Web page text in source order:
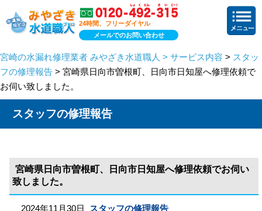
24時間、フリーダイヤル
メールでのお問い合わせ
宮崎の水漏れ修理業者 みやざき水道職人 > サービス内容 > スタッ
フの修理報告 > 宮崎県日向市曽根町、日向市日知屋へ修理依頼で
お伺い致しました。
スタッフの修理報告
宮崎県日向市曽根町、日向市日知屋へ修理依頼でお伺い
致しました。
2024年11月30日 スタッフの修理報告